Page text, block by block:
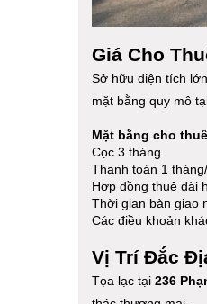
Giá Cho
Sở hữu diện tích
mặt bằng quy mô
Mặt bằng cho
Cọc 3 tháng.
Thanh toán 1 tháng/
Hợp đồng thuê dài
Thời gian bàn giao
Các điều khoản
Vị Trí Đắc
Tọa lạc tại 236